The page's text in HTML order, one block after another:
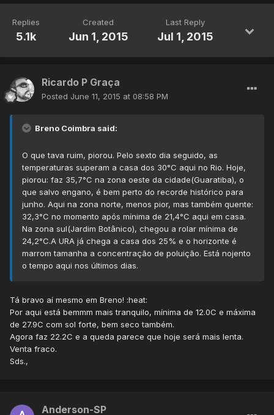
Replies
5.1k
Created
Jun 1, 2015
Last Reply
Jul 1, 2015
Ricardo P Graça
Posted June 11, 2015 at 08:58 PM
Breno Coimbra said:
O que tava ruim, piorou. Pelo sexto dia seguido, as
temperaturas superam a casa dos 30°C aqui no Rio. Hoje,
piorou: faz 35,7°C na zona oeste da cidade(Guaratiba), o
que salvo engano, é bem perto do recorde histórico para
junho. Aqui na zona norte, menos pior, mas também quente:
32,3°C no momento após mínima de 21,4°C aqui em casa.
Na zona sul(Jardim Botânico), chegou a rolar mínima de
24,2°C.A URA já chega a casa dos 25% e o horizonte é
marrom tamanha a concentração de poluição. Está nojento
o tempo aqui nos últimos dias.
Tá bravo aí mesmo em Breno! :heat:
Por aqui está bemmm mais tranquilo, mínima de 12.0C e máxima
de 27.9C com sol forte, bem seco também.
Agora faz 22.2C e a queda parece que hoje será mais lenta.
Venta fraco.
Sds.,
Anderson-SP